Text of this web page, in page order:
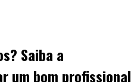
Saiba a
um bom profissional